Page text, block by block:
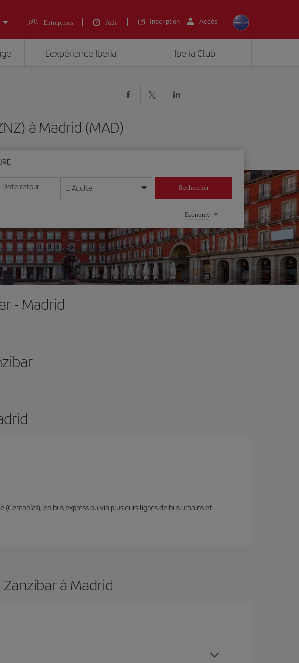
Entreprises Aide Inscription Accés
L’expérience Iberia Iberia Club
à Madrid (MAD)
mois/année
Date retour
la date au format jour/mois/année
1 Adulte Rechercher
Economy
- Madrid
en bus express ou via plusieurs lignes de bus urbains et
Zanzibar à Madrid